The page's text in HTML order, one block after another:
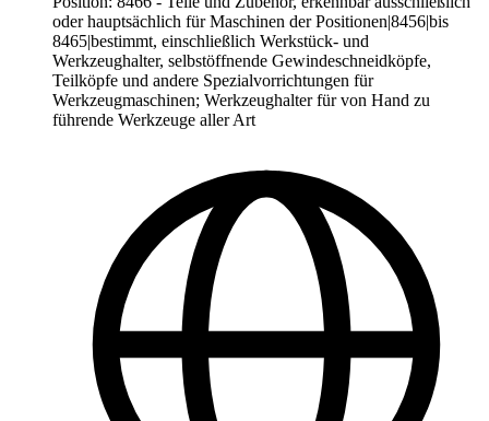
oder hauptsächlich für Maschinen der Positionen|8456|bis
8465|bestimmt, einschließlich Werkstück- und
Werkzeughalter, selbstöffnende Gewindeschneidköpfe,
Teilköpfe und andere Spezialvorrichtungen für
Werkzeugmaschinen; Werkzeughalter für von Hand zu
führende Werkzeuge aller Art